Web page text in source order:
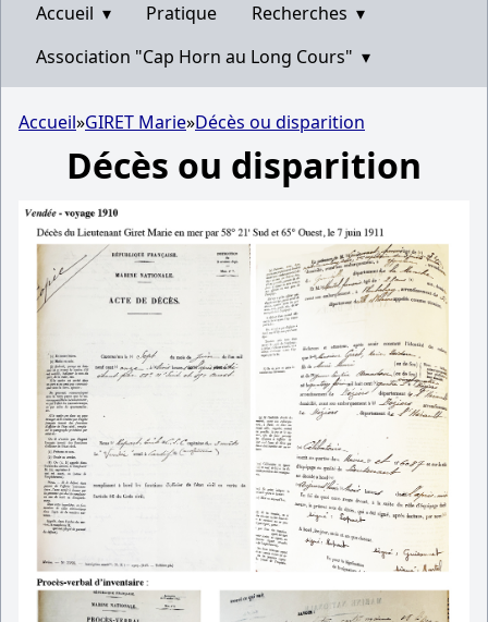
Accueil ▾ Pratique Recherches ▾
Association "Cap Horn au Long Cours" ▾
Accueil»GIRET Marie»Décès ou disparition
Décès ou disparition